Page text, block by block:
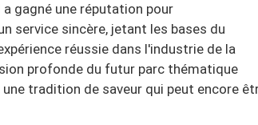
a gagné une réputation pour
service sincère, jetant les bases du
réussie dans l'industrie de la
profonde du futur parc thématique
une tradition de saveur qui peut encore